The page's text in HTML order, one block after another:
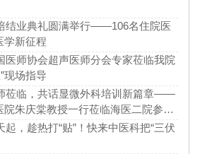
结业典礼圆满举行——106名住院医
学新征程
医师协会超声医师分会专家莅临我院
现场指导
莅临，共话显微外科培训新篇章——
朱庆棠教授一行莅临海医二院参观
起，趁热打“贴”！快来中医科把“三伏